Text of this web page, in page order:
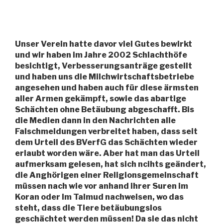
Unser Verein hatte davor viel Gutes bewirkt
und wir haben im Jahre 2002 Schlachthöfe
besichtigt, Verbesserungsanträge gestellt
und haben uns die Milchwirtschaftsbetriebe
angesehen und haben auch für diese ärmsten
aller Armen gekämpft, sowie das abartige
Schächten ohne Betäubung abgeschafft. Bis
die Medien dann in den Nachrichten alle
Falschmeldungen verbreitet haben, dass seit
dem Urteil des BVerfG das Schächten wieder
erlaubt worden wäre. Aber hat man das Urteil
aufmerksam gelesen, hat sich ncihts geändert,
die Anghörigen einer Religionsgemeinschaft
müssen nach wie vor anhand ihrer Suren im
Koran oder Im Talmud nachweisen, wo das
steht, dass die Tiere betäubungslos
geschächtet werden müssen! Da sie das nicht